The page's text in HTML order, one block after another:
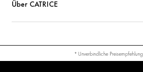
Über CATRICE
* Unverbindliche Preisempfehlung